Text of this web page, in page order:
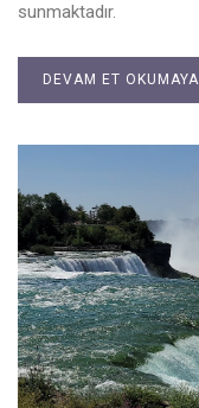
sunmaktadır.
DEVAM ET OKUMAYA